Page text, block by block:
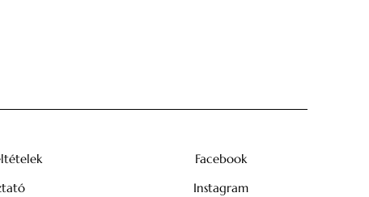
Facebook
Instagram